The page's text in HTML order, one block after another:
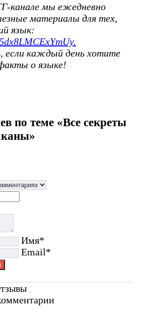
канале мы ежедневно
материалы для тех,
язык:
если каждый день хотите
о языке!
по теме «Все секреты
Имя*
Email*